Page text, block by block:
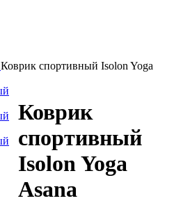
Коврик спортивный Isolon Yoga
Коврик
спортивный
Isolon Yoga
Asana